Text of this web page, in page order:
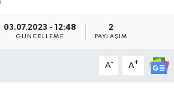
03.07.2023 - 12:48
GÜNCELLEME
2
PAYLAŞIM
A- A+